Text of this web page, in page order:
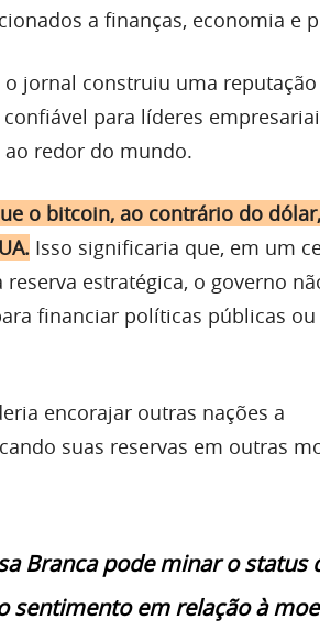
a finanças, economia e
jornal construiu uma
para líderes
redor do mundo.
o bitcoin, ao contrário do
Isso significaria que, em um
estratégica, o governo
financiar políticas públicas ou
encorajar outras nações a
suas reservas em outras
Branca pode minar o status
sentimento em relação à